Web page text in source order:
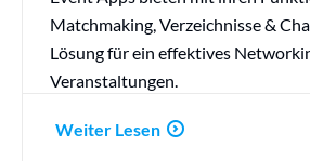
Matchmaking, Verzeichnisse &
Lösung für ein effektives
Veranstaltungen.
Weiter Lesen